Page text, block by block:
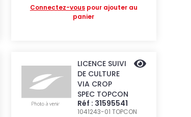
Connectez-vouspour ajouter au
panier
LICENCE SUIVI
DE CULTURE
VIA CROP
SPEC TOPCON
Réf : 31595541
1041243-01 TOPCON